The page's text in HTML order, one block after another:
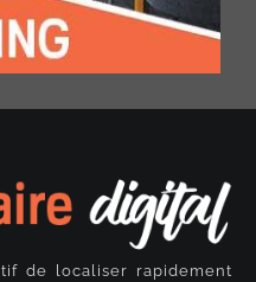
de localiser rapidement